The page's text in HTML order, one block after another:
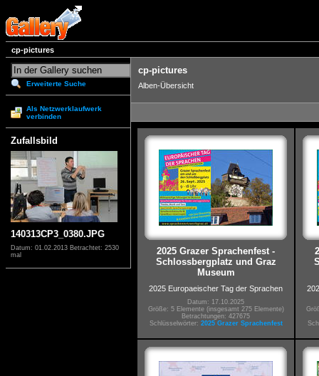
cp-pictures
Erweiterte Suche
Als Netzwerklaufwerk
verbinden
Zufallsbild
140313CP3_0380.JPG
Datum: 01.02.2013 Betrachtet: 2530
mal
cp-pictures
Alben-Übersicht
2025 Grazer Sprachenfest -
Schlossbergplatz und Graz
Museum
2025 Europaeischer Tag der Sprachen
Datum: 17.10.2025
Größe: 5 Elemente (insgesamt 275 Elemente)
Betrachtungen: 427675
Schlüsselwörter: 2025 Grazer Sprachenfest